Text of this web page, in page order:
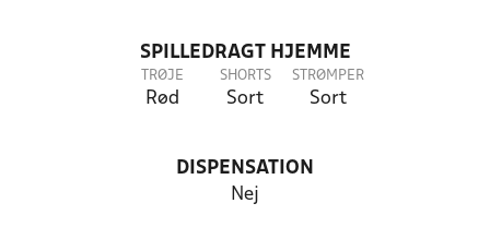
SPILLEDRAGT HJEMME
TRØJE
Rød
SHORTS
Sort
STRØMPER
Sort
DISPENSATION
Nej